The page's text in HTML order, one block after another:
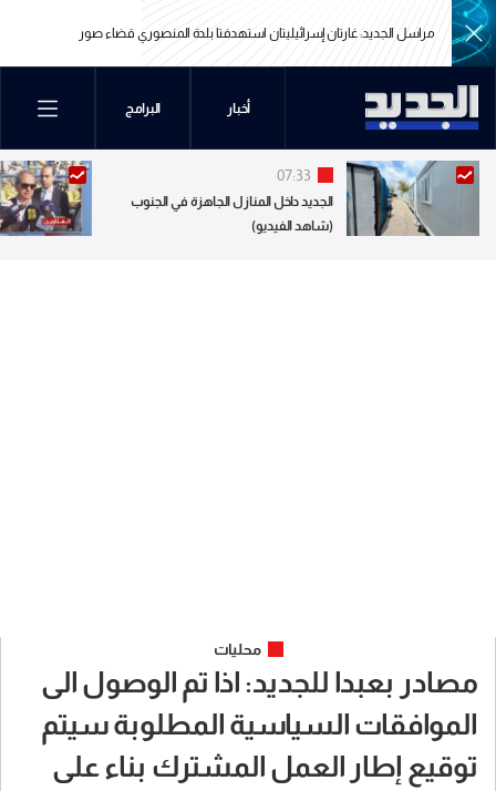
مراسل الجديد: غارتان إسرائيليتان استهدفتا بلدة المنصوري قضاء صور
مراسل الجديد: غارتان إسرائيليتان استهدفتا بلدة المنصوري قضاء صور
أخبار البرامج
07:33
الجديد داخل المنازل الجاهزة في الجنوب
(شاهد الفيديو)
محليات
مصادر بعبدا للجديد: اذا تم الوصول الى
الموافقات السياسية المطلوبة سيتم
توقيع إطار العمل المشترك بناء على